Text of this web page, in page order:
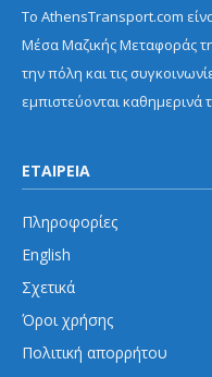
Το AthensTransport.com
Μέσα Μαζικής Μεταφοράς
την πόλη και τις
εμπιστεύονται καθημερινά
ΕΤΑΙΡΕΙΑ
Πληροφορίες
English
Σχετικά
Όροι χρήσης
Πολιτική απορρήτου